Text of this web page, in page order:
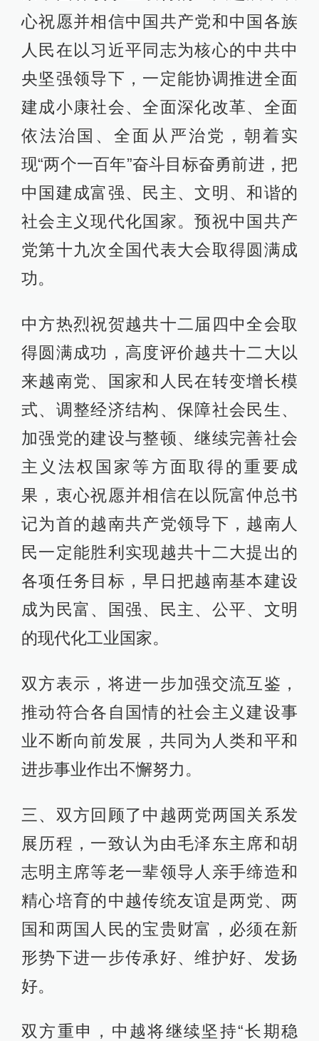
心祝愿并相信中国共产党和中国各族
人民在以习近平同志为核心的中共中
央坚强领导下，一定能协调推进全面
建成小康社会、全面深化改革、全面
依法治国、全面从严治党，朝着实
现“两个一百年”奋斗目标奋勇前进，把
中国建成富强、民主、文明、和谐的
社会主义现代化国家。预祝中国共产
党第十九次全国代表大会取得圆满成
功。
中方热烈祝贺越共十二届四中全会取
得圆满成功，高度评价越共十二大以
来越南党、国家和人民在转变增长模
式、调整经济结构、保障社会民生、
加强党的建设与整顿、继续完善社会
主义法权国家等方面取得的重要成
果，衷心祝愿并相信在以阮富仲总书
记为首的越南共产党领导下，越南人
民一定能胜利实现越共十二大提出的
各项任务目标，早日把越南基本建设
成为民富、国强、民主、公平、文明
的现代化工业国家。
双方表示，将进一步加强交流互鉴，
推动符合各自国情的社会主义建设事
业不断向前发展，共同为人类和平和
进步事业作出不懈努力。
三、双方回顾了中越两党两国关系发
展历程，一致认为由毛泽东主席和胡
志明主席等老一辈领导人亲手缔造和
精心培育的中越传统友谊是两党、两
国和两国人民的宝贵财富，必须在新
形势下进一步传承好、维护好、发扬
好。
双方重申，中越将继续坚持“长期稳